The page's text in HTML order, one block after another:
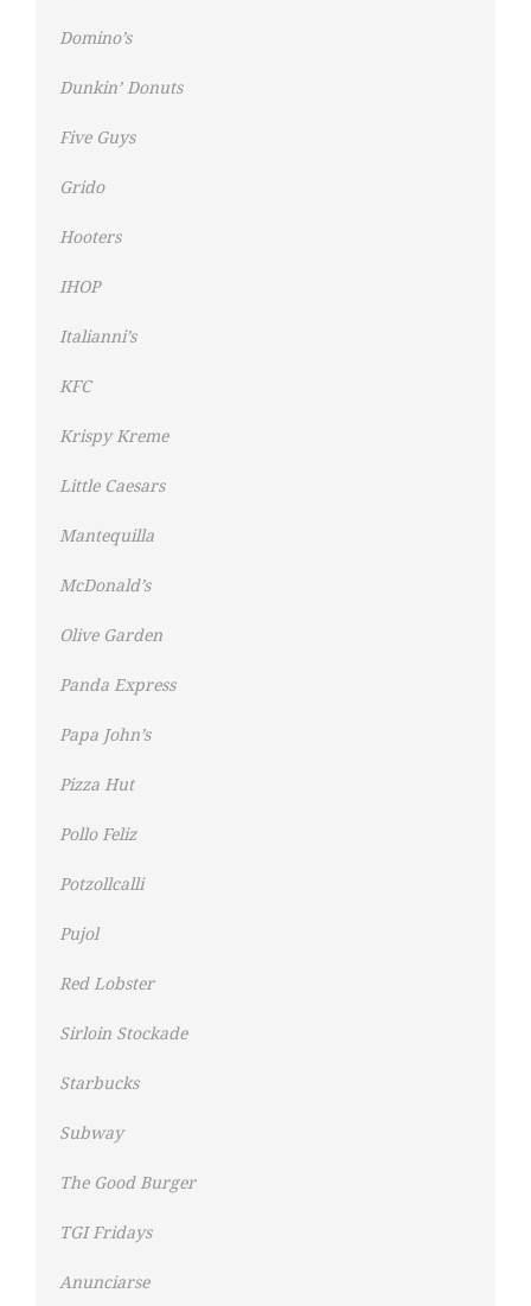
Domino’s
Dunkin’ Donuts
Five Guys
Grido
Hooters
IHOP
Italianni’s
KFC
Krispy Kreme
Little Caesars
Mantequilla
McDonald’s
Olive Garden
Panda Express
Papa John’s
Pizza Hut
Pollo Feliz
Potzollcalli
Pujol
Red Lobster
Sirloin Stockade
Starbucks
Subway
The Good Burger
TGI Fridays
Anunciarse